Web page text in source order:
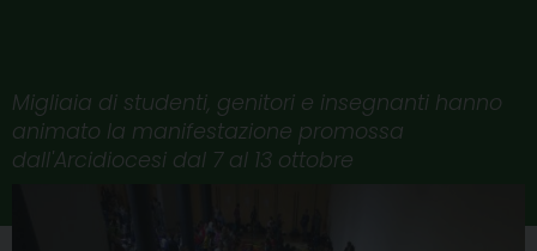
Migliaia di studenti, genitori e insegnanti hanno
animato la manifestazione promossa
dall'Arcidiocesi dal 7 al 13 ottobre